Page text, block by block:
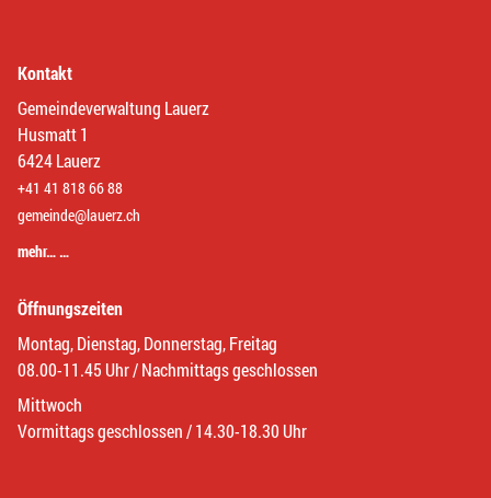
Kontakt
Gemeindeverwaltung Lauerz
Husmatt 1
6424 Lauerz
+41 41 818 66 88
gemeinde@lauerz.ch
mehr… …
Öffnungszeiten
Montag, Dienstag, Donnerstag, Freitag
08.00-11.45 Uhr / Nachmittags geschlossen
Mittwoch
Vormittags geschlossen / 14.30-18.30 Uhr